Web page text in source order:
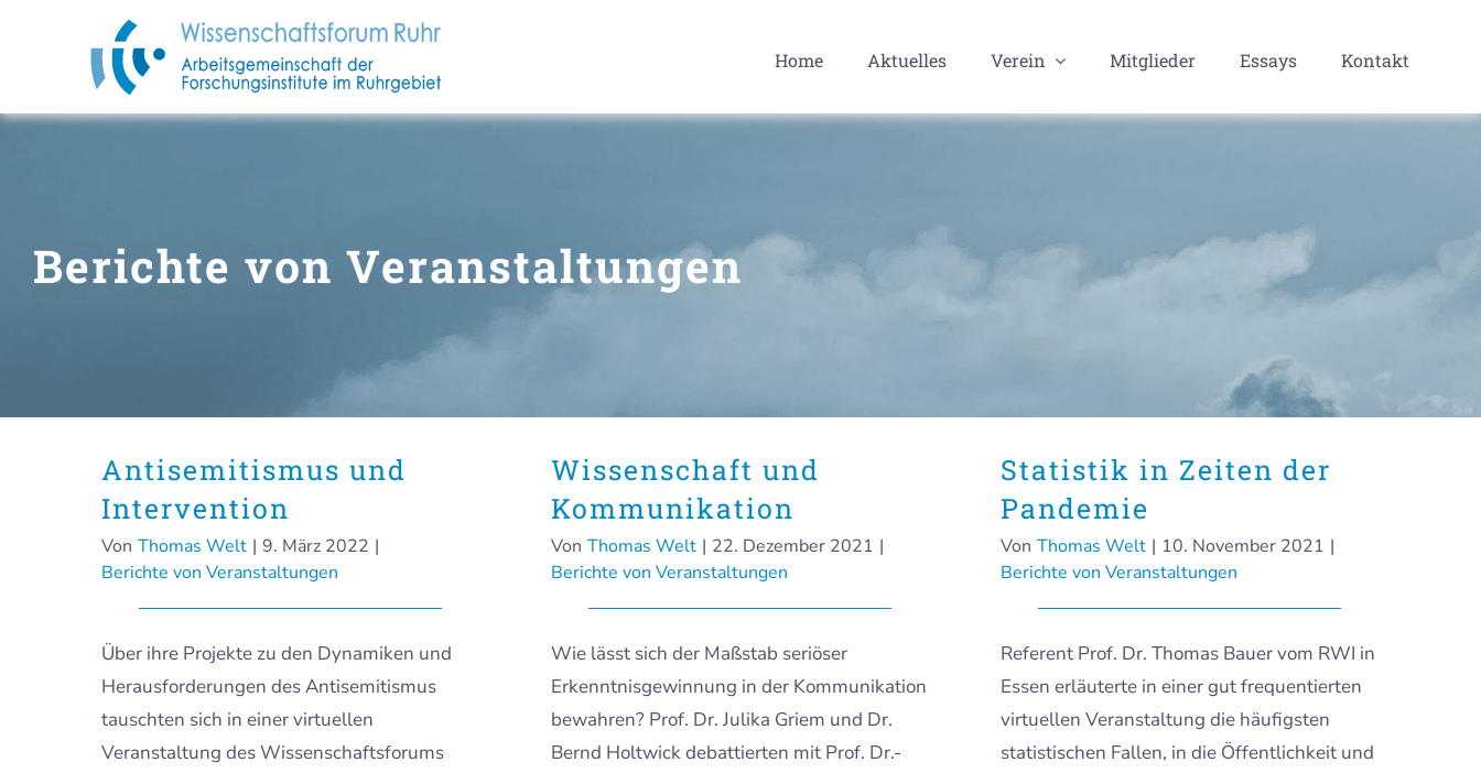
Home Aktuelles Verein Mitglieder Essays Kontakt
Berichte von Veranstaltungen
Antisemitismus und
Intervention
Von Thomas Welt | 9. März 2022 |
Berichte von Veranstaltungen
Über ihre Projekte zu den Dynamiken und
Herausforderungen des Antisemitismus
tauschten sich in einer virtuellen
Veranstaltung des Wissenschaftsforums
Wissenschaft und
Kommunikation
Von Thomas Welt | 22. Dezember 2021 |
Berichte von Veranstaltungen
Wie lässt sich der Maßstab seriöser
Erkenntnisgewinnung in der Kommunikation
bewahren? Prof. Dr. Julika Griem und Dr.
Bernd Holtwick debattierten mit Prof. Dr.-
Statistik in Zeiten der
Pandemie
Von Thomas Welt | 10. November 2021 |
Berichte von Veranstaltungen
Referent Prof. Dr. Thomas Bauer vom RWI in
Essen erläuterte in einer gut frequentierten
virtuellen Veranstaltung die häufigsten
statistischen Fallen, in die Öffentlichkeit und